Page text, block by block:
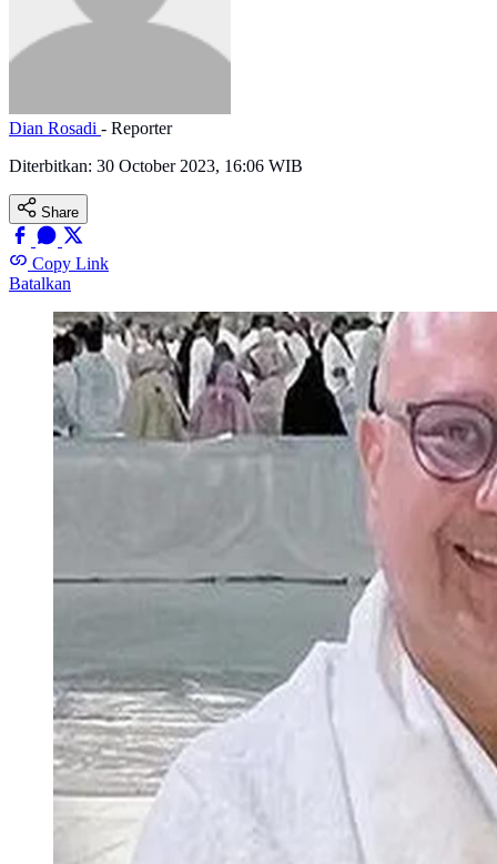
Dian Rosadi - Reporter
Diterbitkan: 30 October 2023, 16:06 WIB
Share
Copy Link
Batalkan